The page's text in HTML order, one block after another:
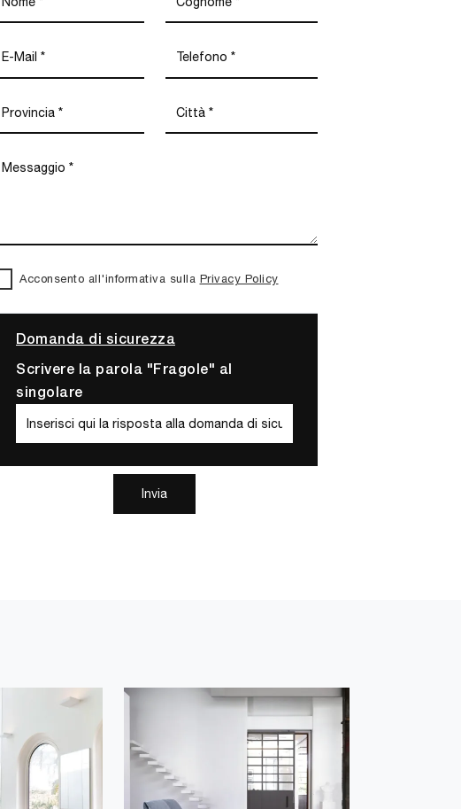
Acconsento all'informativa sulla Privacy Policy
Domanda di sicurezza
Scrivere la parola "Fragole" al
singolare
Invia